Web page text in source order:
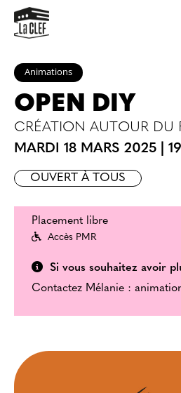
Animations
OPEN DIY
CRÉATION AUTOUR DU
MARDI 18 MARS 2025
OUVERT À TOUS
Placement libre
Accès PMR
Si vous souhaitez avoir
Contactez Mélanie :